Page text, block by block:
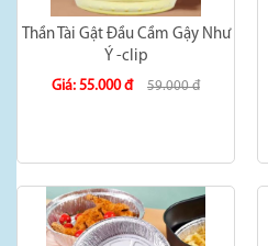
Thần Tài Gật Đầu Cầm Gậy Như
Ý -clip
Giá: 55.000 đ
59.000 đ